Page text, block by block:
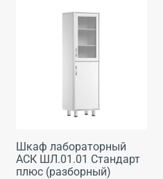
Шкаф лабораторный
АСК ШЛ.01.01 Стандарт
плюс (разборный)